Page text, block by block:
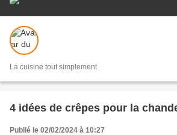
La cuisine tout simplement
4 idées de crêpes pour la
Publié le 02/02/2024 à 10:27